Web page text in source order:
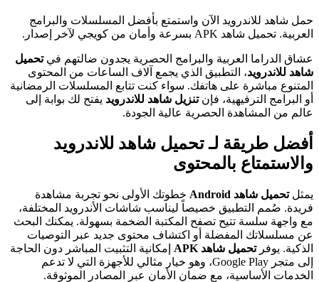
حمل شاهد للاندرويد الآن واستمتع بأفضل المسلسلات والبرامج
العربية. تحميل شاهد APK بسرعة وأمان من كويجي لآخر إصدار.
عشاق الدراما العربية والبرامج الحصرية يجدون ضالتهم فيتحميل
شاهد للاندرويد، التطبيق الذي يجمع آلاف الساعات من المحتوى
المتنوع مباشرة على هاتفك. سواء كنت تتابع المسلسلات الرمضانية
أو البرامج الترفيهية، فإنتنزيل شاهد للاندرويد يفتح لك بوابة إلى
عالم من المشاهدة الحصرية عالية الجودة.
أفضل طريقة لـ تحميل شاهد للاندرويد
والاستمتاع بالمحتوى
يمثلتحميل شاهد Android
خطوتك الأولى نحو تجربة مشاهدة
فريدة. صُمم التطبيق خصيصاً ليناسب شاشات الأندرويد المختلفة،
مع واجهة سلسة تتيح تصفح المكتبة الضخمة بسهولة. يمكنك البحث
عن مسلسلاتك المفضلة أو اكتشاف محتوى جديد عبر التوصيات
الذكية. يوفرتحميل شاهد APK
إمكانية التثبيت المباشر دون الحاجة
إلى متجر Google Play، وهو خيار مثالي للأجهزة التي لا تدعم
الخدمات الأساسية، مع ضمان الأمان عبر المصادر الموثوقة.